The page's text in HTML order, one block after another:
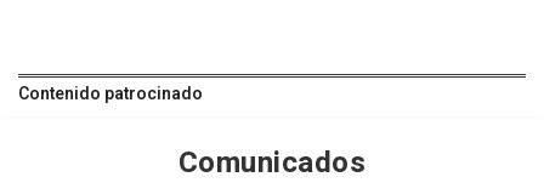
Contenido patrocinado
Comunicados